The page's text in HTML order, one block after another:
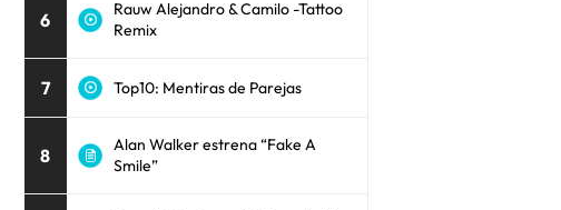
6
Rauw Alejandro & Camilo -Tattoo
Remix
7 Top10: Mentiras de Parejas
8
Alan Walker estrena “Fake A
Smile”